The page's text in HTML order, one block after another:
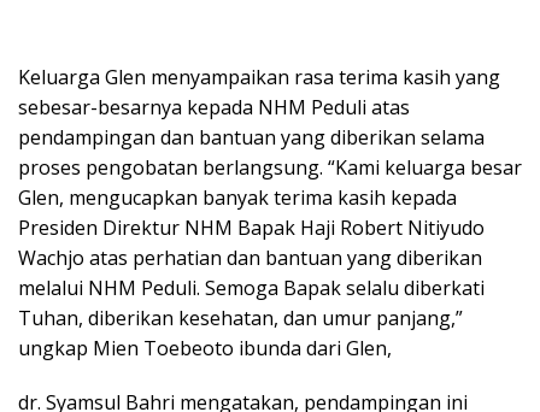
Keluarga Glen menyampaikan rasa terima kasih yang
sebesar-besarnya kepada NHM Peduli atas
pendampingan dan bantuan yang diberikan selama
proses pengobatan berlangsung. “Kami keluarga besar
Glen, mengucapkan banyak terima kasih kepada
Presiden Direktur NHM Bapak Haji Robert Nitiyudo
Wachjo atas perhatian dan bantuan yang diberikan
melalui NHM Peduli. Semoga Bapak selalu diberkati
Tuhan, diberikan kesehatan, dan umur panjang,”
ungkap Mien Toebeoto ibunda dari Glen,
dr. Syamsul Bahri mengatakan, pendampingan ini